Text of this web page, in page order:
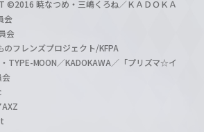
©2016 暁なつめ・三嶋くろね／ＫＡＤＯＫＡ
会
会
フレンズプロジェクト/KFPA
TYPE-MOON／KADOKAWA／「プリズマ☆イ
会